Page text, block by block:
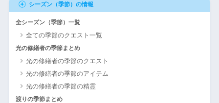
シーズン（季節）の情報
全シーズン（季節）一覧
全ての季節のクエスト一覧
光の修繕者の季節まとめ
光の修繕者の季節のクエスト
光の修繕者の季節のアイテム
光の修繕者の季節の精霊
渡りの季節まとめ